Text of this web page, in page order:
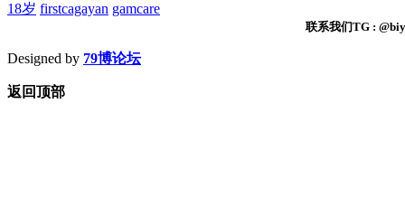
18岁 firstcagayan gamcare
联系我们TG :
Designed by 79博论坛
返回顶部